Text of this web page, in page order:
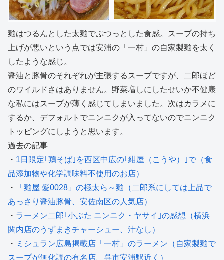
麺はつるんとした太麺でぷつっとした食感。スープの持ち
上げが悪いという点では安浦の「一村」の自家製麺を太く
したような感じ。
醤油と豚骨のそれぞれが主張するスープですが、二郎ほど
のワイルドさはありません。野菜増しにしたせいか不健康
な私にはスープが薄く感じてしまいました。次はカラメに
するか、デフォルトでニンニクが入ってないのでニンニク
トッピングにしようと思います。
過去の記事
・ 1日限定｢鶏そば｣を西区中広の｢紺屋（こうや）｣で（食
品添加物や化学調味料不使用のお店）
・
「麺屋 愛0028」の極太ら～麺（二郎系にしては上品で
あっさり醤油豚骨、安佐南区の人気店）
・ ラーメン二郎｢小ぶた ニンニク・ヤサイ｣の感想（横浜
関内店のうずまきチャーシュー、汁なし）
・ ミシュラン広島掲載店「一村」のラーメン（自家製麺で
スープが無化調の有名店、呉市安浦駅近く）